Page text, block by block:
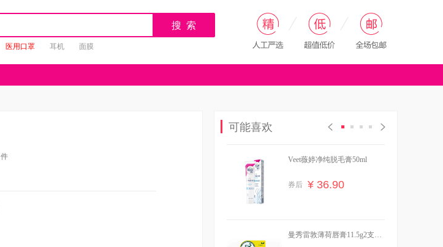
搜 索
医用口罩 耳机 面膜
件
可能喜欢
Veet薇婷净纯脱毛膏50ml
券后 ¥ 36.90
曼秀雷敦薄荷唇膏11.5g2支装